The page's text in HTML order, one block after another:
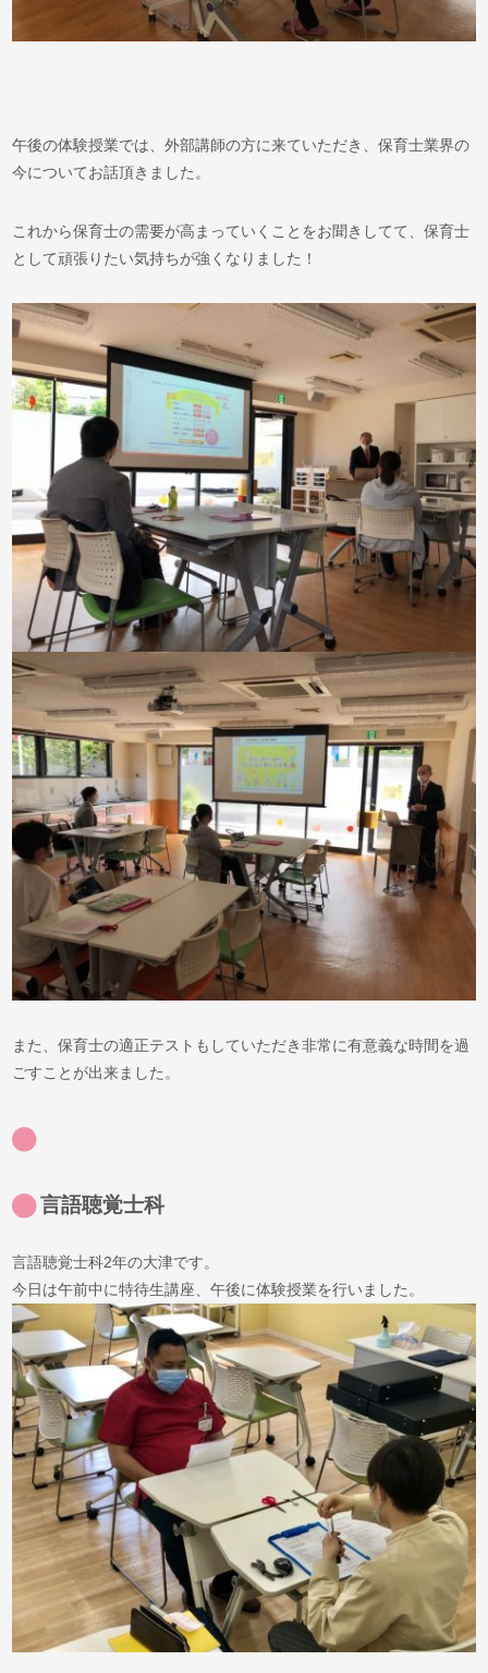
午後の体験授業では、外部講師の方に来ていただき、保育士業界の
今についてお話頂きました。
これから保育士の需要が高まっていくことをお聞きしてて、保育士
として頑張りたい気持ちが強くなりました！
また、保育士の適正テストもしていただき非常に有意義な時間を過
ごすことが出来ました。
言語聴覚士科
言語聴覚士科2年の大津です。
今日は午前中に特待生講座、午後に体験授業を行いました。